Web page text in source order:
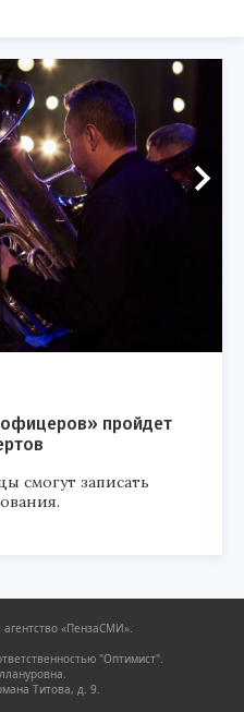
пройдет
смогут записать
«ПензаСМИ».
"Оптимист".
Титова, д. 9.